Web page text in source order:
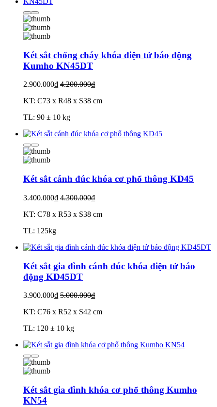
Két sắt chống cháy khóa điện tử báo động
Kumho KN45DT
2.900.000₫ 4.200.000₫
KT: C73 x R48 x S38 cm
TL: 90 ± 10 kg
Két sắt cánh đúc khóa cơ phổ thông KD45
3.400.000₫ 4.300.000₫
KT: C78 x R53 x S38 cm
TL: 125kg
Két sắt gia đình cánh đúc khóa điện tử báo
động KD45DT
3.900.000₫ 5.000.000₫
KT: C76 x R52 x S42 cm
TL: 120 ± 10 kg
Két sắt gia đình khóa cơ phổ thông Kumho
KN54